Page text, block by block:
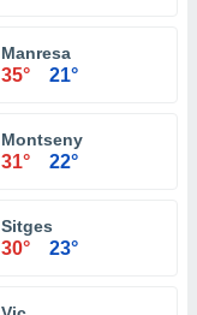
Manresa
35° 21°
Montseny
31° 22°
Sitges
30° 23°